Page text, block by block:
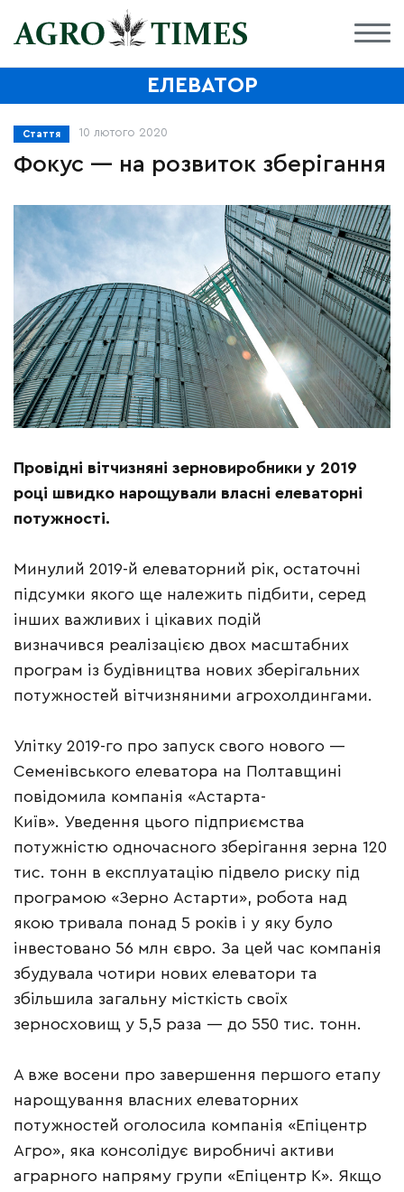
ЕЛЕВАТОР
Стаття 10 лютого 2020
Фокус — на розвиток зберігання
Провідні вітчизняні зерновиробники у 2019
році швидко нарощували власні елеваторні
потужності.
Минулий 2019-й елеваторний рік, остаточні
підсумки якого ще належить підбити, серед
інших важливих і цікавих подій
визначився реалізацією двох масштабних
програм із будівництва нових зберігальних
потужностей вітчизняними агрохолдингами.
Улітку 2019-го про запуск свого нового —
Семенівського елеватора на Полтавщині
повідомила компанія «Астарта-
Київ». Уведення цього підприємства
потужністю одночасного зберігання зерна 120
тис. тонн в експлуатацію підвело риску під
програмою «Зерно Астарти», робота над
якою тривала понад 5 років і у яку було
інвестовано 56 млн євро. За цей час компанія
збудувала чотири нових елеватори та
збільшила загальну місткість своїх
зерносховищ у 5,5 раза — до 550 тис. тонн.
А вже восени про завершення першого етапу
нарощування власних елеваторних
потужностей оголосила компанія «Епіцентр
Агро», яка консолідує виробничі активи
аграрного напряму групи «Епіцентр К». Якщо